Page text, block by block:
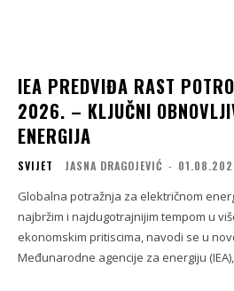
IEA PREDVIĐA RAST
2026. – KLJUČNI
ENERGIJA
SVIJET JASNA DRAGOJEVIĆ -
Globalna potražnja za električnom
najbržim i najdugotrajnijim tempom u
ekonomskim pritiscima, navodi se u
Međunarodne agencije za energiju